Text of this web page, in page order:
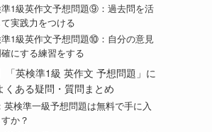
1級英作文予想問題⑨：過去問を活
実践力をつける
1級英作文予想問題⑩：自分の意見
にする練習をする
「英検準1級 英作文 予想問題」に
くある疑問・質問まとめ
英検準一級予想問題は無料で手に入
か？